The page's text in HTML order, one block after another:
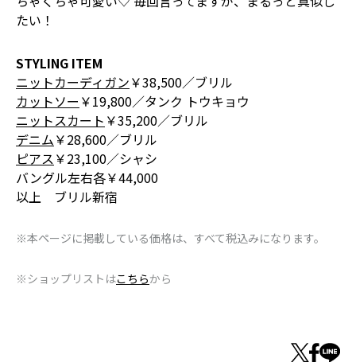
たい！
STYLING ITEM
ニットカーディガン￥38,500／ブリル
カットソー ￥19,800／タンク トウキョウ
ニットスカート ￥35,200／ブリル
デニム￥28,600／ブリル
ピアス￥23,100／シャシ
バングル左右各￥44,000
以上 ブリル新宿
※本ページに掲載している価格は、すべて税込みになります。
※ショップリストはこちらから